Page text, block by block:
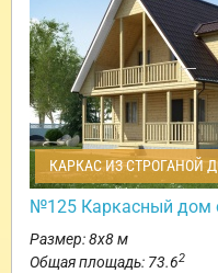
КАРКАС ИЗ СТРОГАНОЙ
№125 Каркасный дом
Размер: 8х8 м
Общая площадь: 73.62